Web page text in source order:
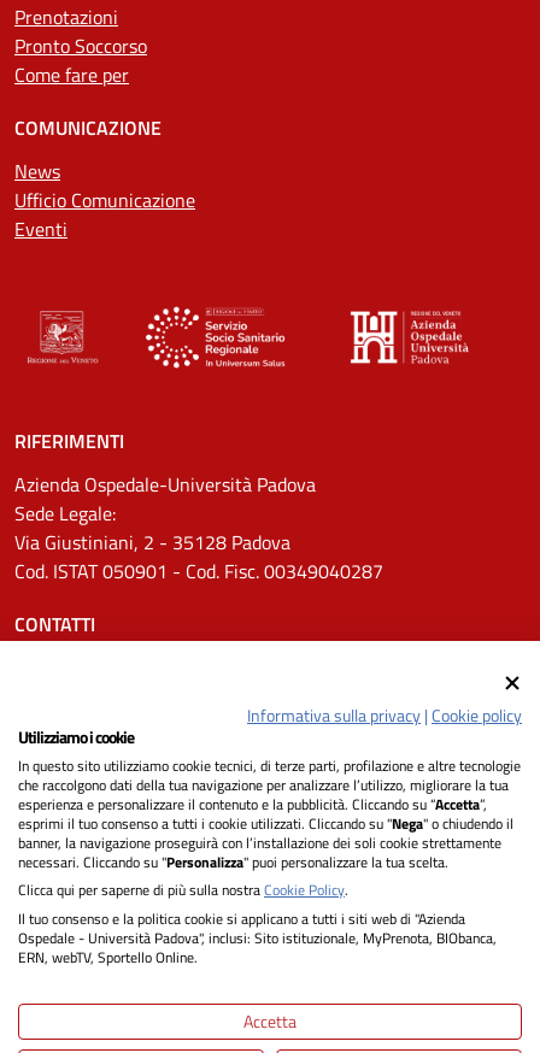
Prenotazioni
Pronto Soccorso
Come fare per
COMUNICAZIONE
News
Ufficio Comunicazione
Eventi
RIFERIMENTI
Azienda Ospedale-Università Padova
Sede Legale:
Via Giustiniani, 2 - 35128 Padova
Cod. ISTAT 050901 - Cod. Fisc. 00349040287
CONTATTI
Pec: protocollo.aopd@pecveneto.it
SEGUICI SU
Privacy
Dichiarazione di Accessibilità
Informativa sulla privacy|Cookie policy
Utilizziamo i cookie
In questo sito utilizziamo cookie tecnici, di terze parti, profilazione e altre tecnologie
che raccolgono dati della tua navigazione per analizzare l’utilizzo, migliorare la tua
esperienza e personalizzare il contenuto e la pubblicità. Cliccando su “Accetta”,
esprimi il tuo consenso a tutti i cookie utilizzati. Cliccando su "Nega" o chiudendo il
banner, la navigazione proseguirà con l’installazione dei soli cookie strettamente
necessari. Cliccando su "Personalizza" puoi personalizzare la tua scelta.
Clicca qui per saperne di più sulla nostraCookie Policy.
Il tuo consenso e la politica cookie si applicano a tutti i siti web di "Azienda
Ospedale - Università Padova", inclusi: Sito istituzionale, MyPrenota, BIObanca,
ERN, webTV, Sportello Online.
Accetta